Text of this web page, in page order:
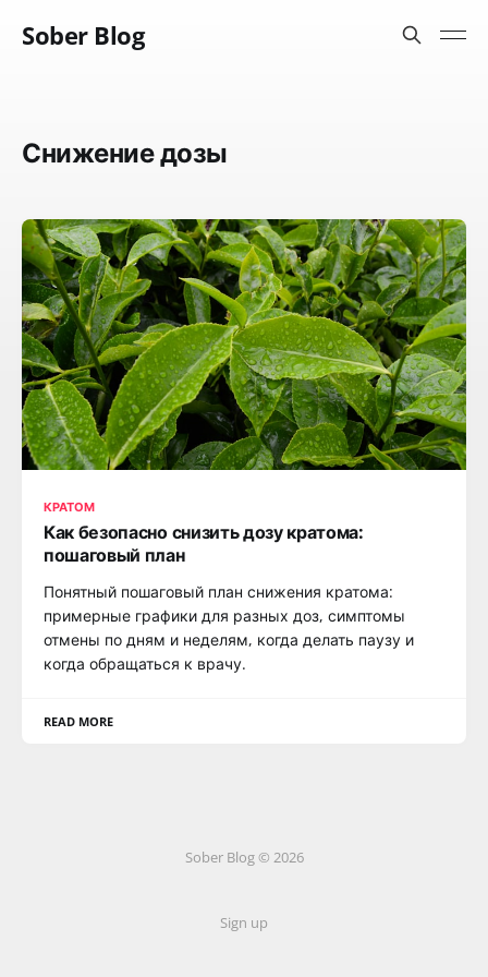
Sober Blog
Снижение дозы
КРАТОМ
Как безопасно снизить дозу кратома:
пошаговый план
Понятный пошаговый план снижения кратома:
примерные графики для разных доз, симптомы
отмены по дням и неделям, когда делать паузу и
когда обращаться к врачу.
READ MORE
Sober Blog © 2026
Sign up